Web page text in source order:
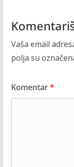
Vaša email
polja su
Komentar*